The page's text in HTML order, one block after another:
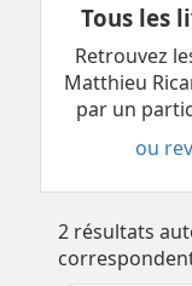
Tous les
Retrouvez
Matthieu
par un
ou
2résultats